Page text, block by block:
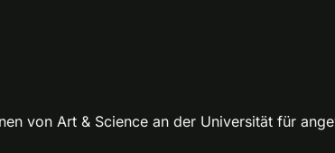
von Art & Science an der Universität für